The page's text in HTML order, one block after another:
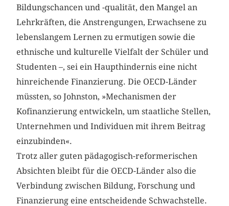
Bildungschancen und -qualität, den Mangel an
Lehrkräften, die Anstrengungen, Erwachsene zu
lebenslangem Lernen zu ermutigen sowie die
ethnische und kulturelle Vielfalt der Schüler und
Studenten –, sei ein Haupthindernis eine nicht
hinreichende Finanzierung. Die OECD-Länder
müssten, so Johnston, »Mechanismen der
Kofinanzierung entwickeln, um staatliche Stellen,
Unternehmen und Individuen mit ihrem Beitrag
einzubinden«.
Trotz aller guten pädagogisch-reformerischen
Absichten bleibt für die OECD-Länder also die
Verbindung zwischen Bildung, Forschung und
Finanzierung eine entscheidende Schwachstelle.